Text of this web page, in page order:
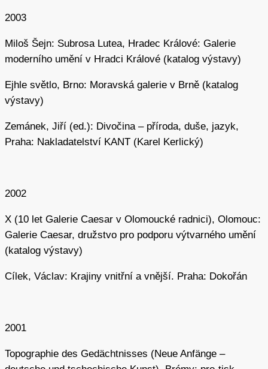
2003
Miloš Šejn: Subrosa Lutea, Hradec Králové: Galerie
moderního umění v Hradci Králové (katalog výstavy)
Ejhle světlo, Brno: Moravská galerie v Brně (katalog
výstavy)
Zemánek, Jiří (ed.): Divočina – příroda, duše, jazyk,
Praha: Nakladatelství KANT (Karel Kerlický)
2002
X (10 let Galerie Caesar v Olomoucké radnici), Olomouc:
Galerie Caesar, družstvo pro podporu výtvarného umění
(katalog výstavy)
Cílek, Václav: Krajiny vnitřní a vnější. Praha: Dokořán
2001
Topographie des Gedächtnisses (Neue Anfänge –